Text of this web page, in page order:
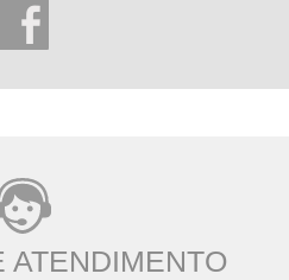
ATENDIMENTO